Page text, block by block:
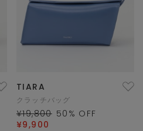
TIARA
クラッチバッグ
¥19,800 50 % OFF
¥9,900